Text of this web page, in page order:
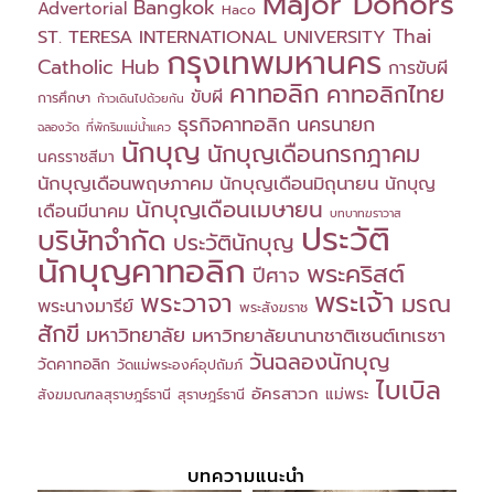
Advertorial Bangkok Haco
ST. TERESA INTERNATIONAL UNIVERSITY Thai
Catholic Hub กรุงเทพมหานคร การขับผี
การศึกษา ก้าวเดินไปด้วยกัน ขับผี คาทอลิก คาทอลิกไทย
ฉลองวัด ที่พักริมแม่น้ำแคว ธุรกิจคาทอลิก นครนายก
นครราชสีมา นักบุญ นักบุญเดือนกรกฎาคม
นักบุญเดือนพฤษภาคม นักบุญเดือนมิถุนายน นักบุญ
เดือนมีนาคม นักบุญเดือนเมษายน บทบาทฆราวาส
บริษัทจำกัด ประวัตินักบุญ ประวัติ
นักบุญคาทอลิก ปีศาจ พระคริสต์
พระนางมารีย์ พระวาจา พระสังฆราช พระเจ้า มรณ
สักขี มหาวิทยาลัย มหาวิทยาลัยนานาชาติเซนต์เทเรซา
วัดคาทอลิก วัดแม่พระองค์อุปถัมภ์ วันฉลองนักบุญ
สังฆมณฑลสุราษฎร์ธานี สุราษฎร์ธานี อัครสาวก แม่พระ ไบเบิล
บทความแนะนำ